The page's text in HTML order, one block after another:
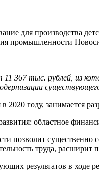
для производства
промышленности
367 тыс. рублей, из
году, занимается
областное
позволит
труда,
результатов в ходе